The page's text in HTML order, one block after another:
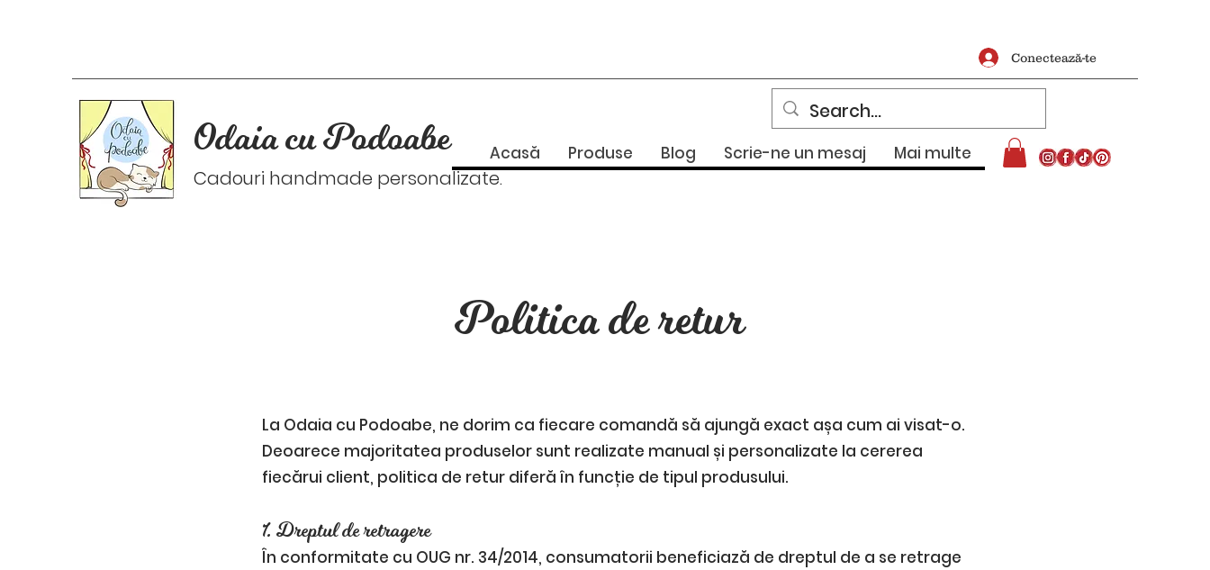
Conectează-te
Odaia cu Podoabe
Cadouri handmade personalizate.
Acasă Produse Blog Scrie-ne un mesaj Mai multe
Politica de retur
La Odaia cu Podoabe, ne dorim ca fiecare comandă să ajungă exact așa cum ai visat-o.
Deoarece majoritatea produselor sunt realizate manual și personalizate la cererea
fiecărui client, politica de retur diferă în funcție de tipul produsului.
1. Dreptul de retragere
În conformitate cu OUG nr. 34/2014, consumatorii beneficiază de dreptul de a se retrage